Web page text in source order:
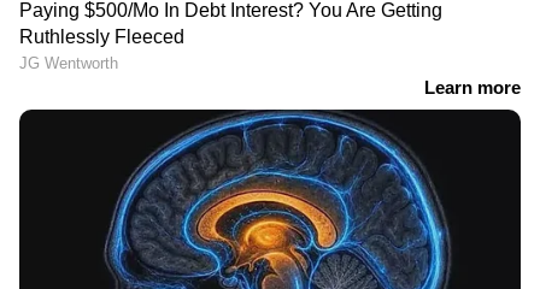
DOWNLOAD APP
RECOMMENDED STORIES